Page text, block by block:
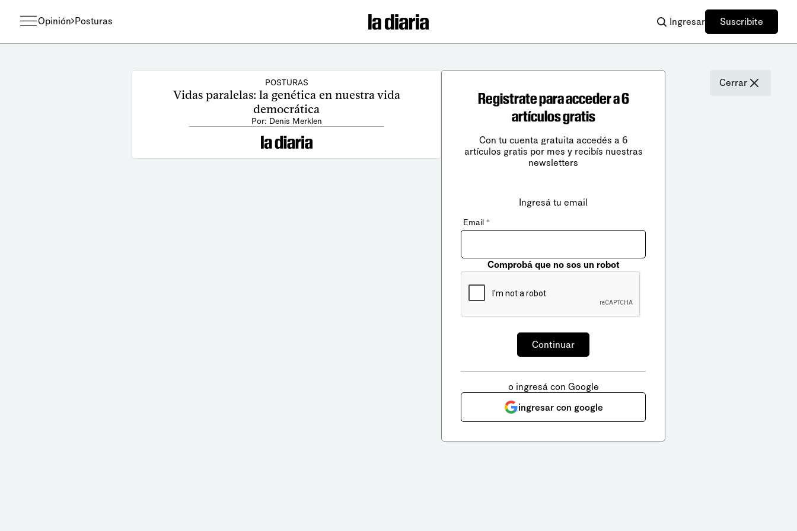
Opinión Posturas Ingresar Suscribite
POSTURAS
Vidas paralelas: la genética en nuestra vida
democrática
Por: Denis Merklen
Cerrar
Registrate para acceder a 6
artículos gratis
Con tu cuenta gratuita accedés a 6
artículos gratis por mes y recibís nuestras
newsletters
Ingresá tu email
Email *
Comprobá que no sos un robot
o ingresá con Google
ingresar con google